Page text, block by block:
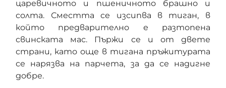
царевичното и пшеничното брашно и
солта. Сместта се изсипва в тиган, в
който предварително е разтопена
свинската мас. Пържи се и от двете
страни, като още в тигана пръжитурата
се нарязва на парчета, за да се надигне
добре.